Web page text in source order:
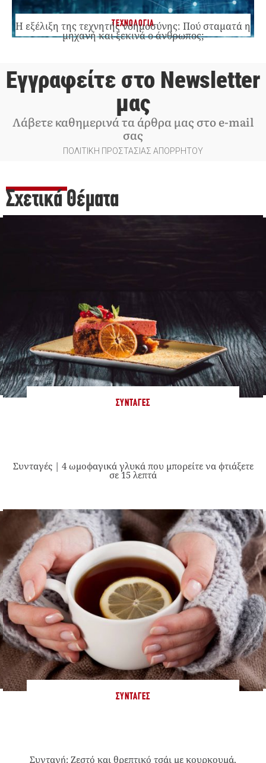
ΤΕΧΝΟΛΟΓΙΑ
Η εξέλιξη της τεχνητής νοημοσύνης: Πού σταματά η
μηχανή και ξεκινά ο άνθρωπος;
Εγγραφείτε στο Newsletter
μας
Λάβετε καθημερινά τα άρθρα μας στο e-mail
σας
ΠΟΛΙΤΙΚΗ ΠΡΟΣΤΑΣΙΑΣ ΑΠΟΡΡΗΤΟΥ
Σχετικά Θέματα
ΣΥΝΤΑΓΈΣ
Συνταγές | 4 ωμοφαγικά γλυκά που μπορείτε να φτιάξετε
σε 15 λεπτά
ΣΥΝΤΑΓΈΣ
Συνταγή: Ζεστό και θρεπτικό τσάι με κουρκουμά,